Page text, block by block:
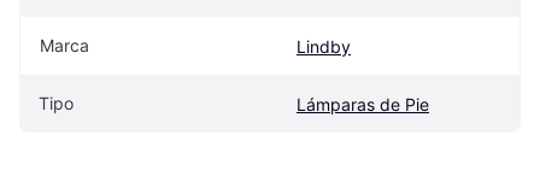
Marca Lindby
Tipo Lámparas de Pie